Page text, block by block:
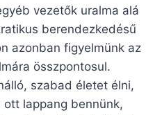
vezetők uralma alá
berendezkedésű
azonban figyelmünk az
összpontosul.
szabad életet élni,
lappang bennünk,